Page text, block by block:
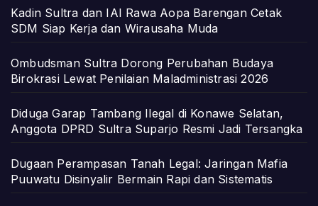
Kadin Sultra dan IAI Rawa Aopa Barengan Cetak
SDM Siap Kerja dan Wirausaha Muda
Ombudsman Sultra Dorong Perubahan Budaya
Birokrasi Lewat Penilaian Maladministrasi 2026
Diduga Garap Tambang Ilegal di Konawe Selatan,
Anggota DPRD Sultra Suparjo Resmi Jadi Tersangka
Dugaan Perampasan Tanah Legal: Jaringan Mafia
Puuwatu Disinyalir Bermain Rapi dan Sistematis